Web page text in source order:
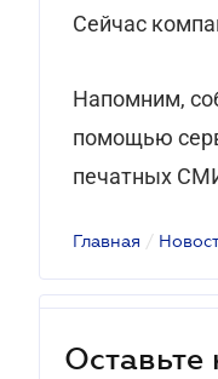
Сейчас
Напомним,
помощью
печатных
Главная /
Оставьте